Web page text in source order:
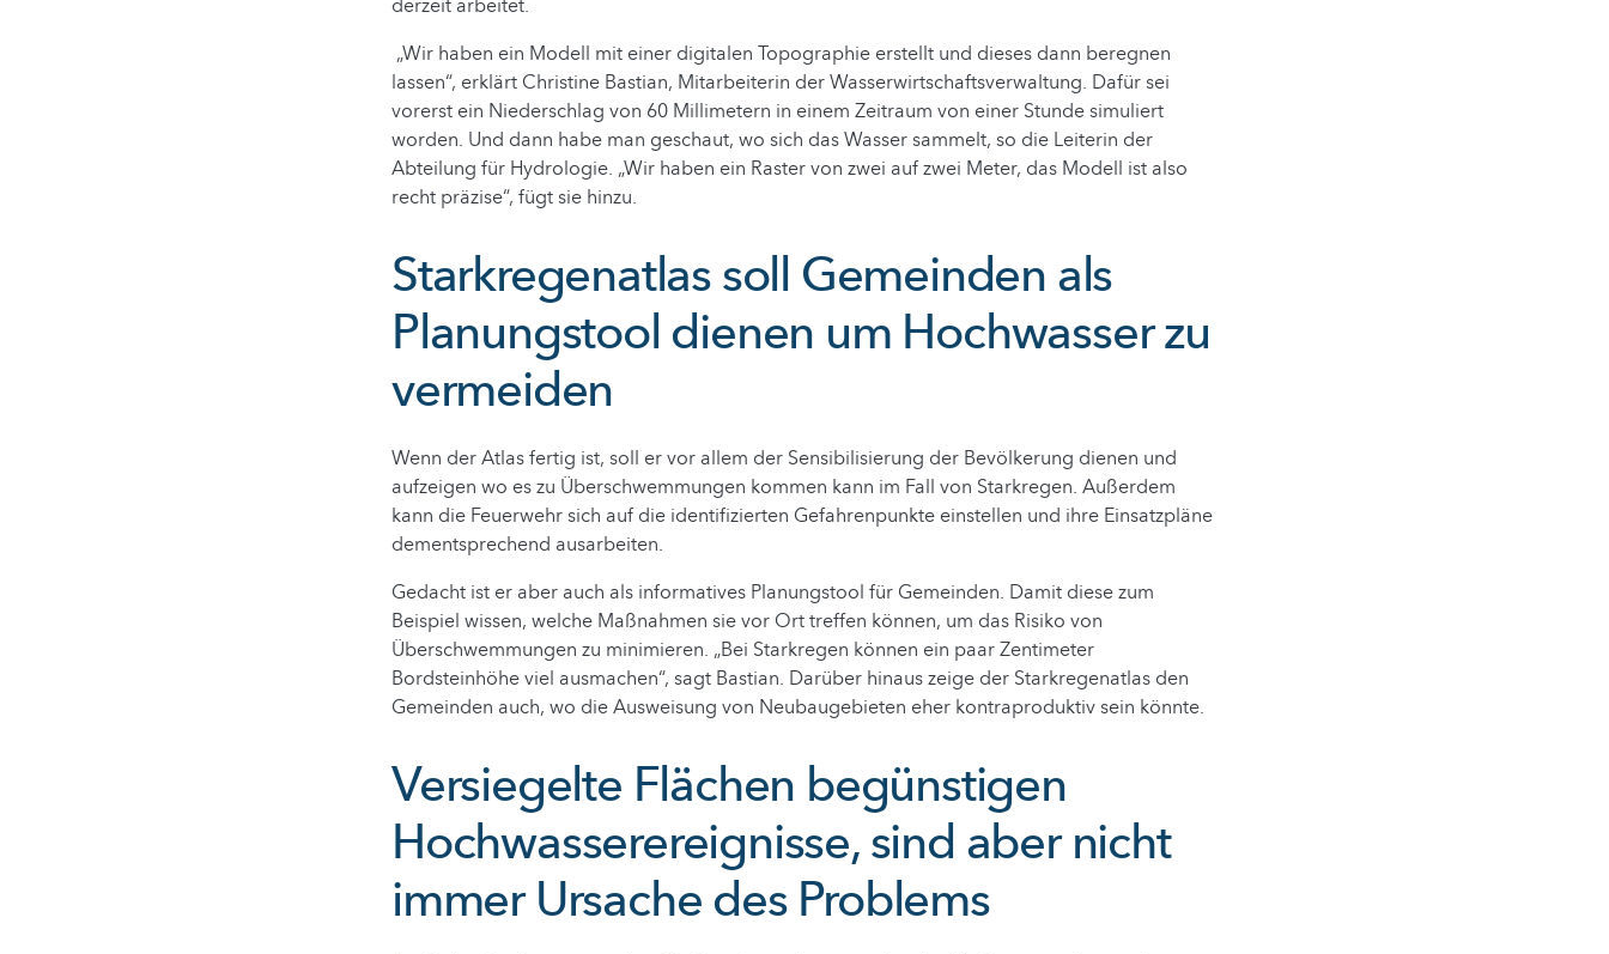
derzeit arbeitet.
„Wir haben ein Modell mit einer digitalen Topographie erstellt und dieses dann beregnen
lassen“, erklärt Christine Bastian, Mitarbeiterin der Wasserwirtschaftsverwaltung. Dafür sei
vorerst ein Niederschlag von 60 Millimetern in einem Zeitraum von einer Stunde simuliert
worden. Und dann habe man geschaut, wo sich das Wasser sammelt, so die Leiterin der
Abteilung für Hydrologie. „Wir haben ein Raster von zwei auf zwei Meter, das Modell ist also
recht präzise“, fügt sie hinzu.
Starkregenatlas soll Gemeinden als
Planungstool dienen um Hochwasser zu
vermeiden
Wenn der Atlas fertig ist, soll er vor allem der Sensibilisierung der Bevölkerung dienen und
aufzeigen wo es zu Überschwemmungen kommen kann im Fall von Starkregen. Außerdem
kann die Feuerwehr sich auf die identifizierten Gefahrenpunkte einstellen und ihre Einsatzpläne
dementsprechend ausarbeiten.
Gedacht ist er aber auch als informatives Planungstool für Gemeinden. Damit diese zum
Beispiel wissen, welche Maßnahmen sie vor Ort treffen können, um das Risiko von
Überschwemmungen zu minimieren. „Bei Starkregen können ein paar Zentimeter
Bordsteinhöhe viel ausmachen“, sagt Bastian. Darüber hinaus zeige der Starkregenatlas den
Gemeinden auch, wo die Ausweisung von Neubaugebieten eher kontraproduktiv sein könnte.
Versiegelte Flächen begünstigen
Hochwasserereignisse, sind aber nicht
immer Ursache des Problems